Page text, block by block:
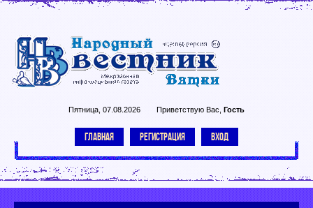
Пятница, 07.08.2026 Приветствую Вас Гость
ГЛАВНАЯ РЕГИСТРАЦИЯ ВХОД